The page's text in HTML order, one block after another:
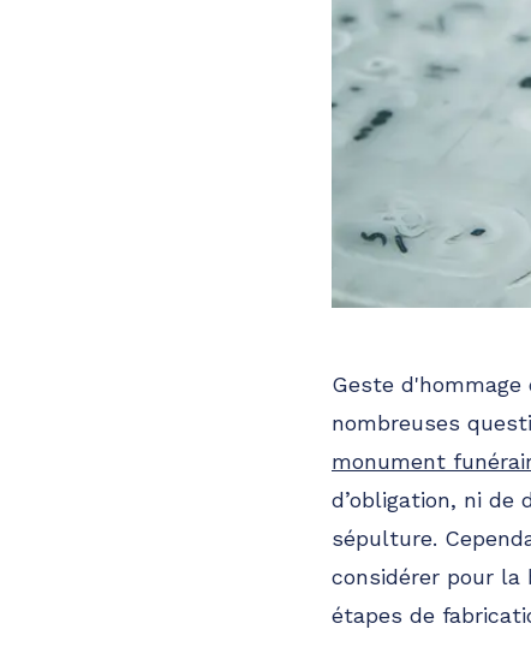
Geste
nombreuses
monument
d’obligation, ni de
sépulture.
considérer pour la
étapes de